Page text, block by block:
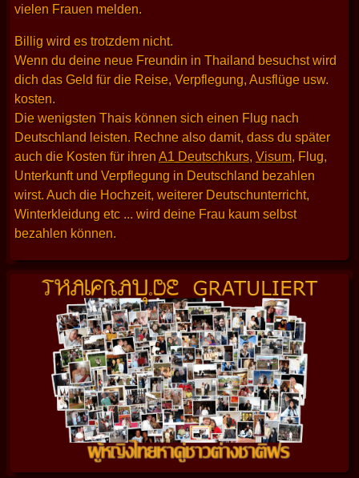
vielen Frauen melden.
Billig wird es trotzdem nicht.
Wenn du deine neue Freundin in Thailand besuchst wird
dich das Geld für die Reise, Verpflegung, Ausflüge usw.
kosten.
Die wenigsten Thais können sich einen Flug nach
Deutschland leisten. Rechne also damit, dass du später
auch die Kosten für ihrenA1 Deutschkurs, Visum, Flug,
Unterkunft und Verpflegung in Deutschland bezahlen
wirst. Auch die Hochzeit, weiterer Deutschunterricht,
Winterkleidung etc ... wird deine Frau kaum selbst
bezahlen können.